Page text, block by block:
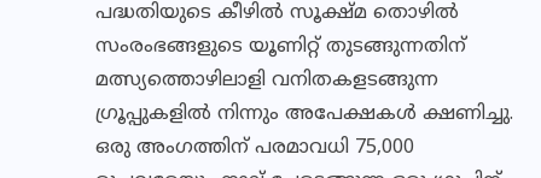
പദ്ധതിയുടെ കീഴില്‍ സൂക്ഷ്മ തൊഴില്‍
സംരംഭങ്ങളുടെ യൂണിറ്റ് തുടങ്ങുന്നതിന്
മത്സ്യത്തൊഴിലാളി വനിതകളടങ്ങുന്ന
ഗ്രൂപ്പുകളില്‍ നിന്നും അപേക്ഷകള്‍ ക്ഷണിച്ചു.
ഒരു അംഗത്തിന് പരമാവധി 75,000